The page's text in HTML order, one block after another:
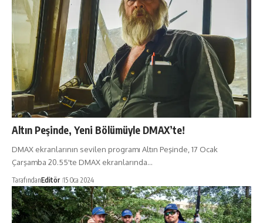
Altın Peşinde, Yeni Bölümüyle DMAX’te!
DMAX ekranlarının sevilen programı Altın Peşinde, 17 Ocak
Çarşamba 20.55'te DMAX ekranlarında…
TarafındanEditör 15 Oca 2024